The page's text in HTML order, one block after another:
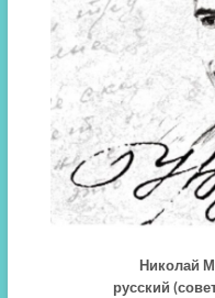
Николай
русский